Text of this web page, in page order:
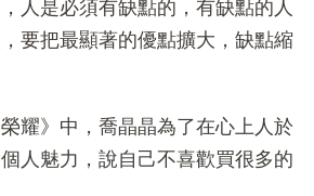
人是必須有缺點的，有缺點的人
要把最顯著的優點擴大，缺點縮
耀》中，喬晶晶為了在心上人於
人魅力，說自己不喜歡買很多的